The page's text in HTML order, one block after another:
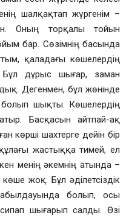
шалқақтап жүргенім –
Оның торқалы тойын
ойым бар. Сөзімнің басында
қаладағы көшелердің
Бұл дұрыс шығар, заман
Дегенмен, бұл жөнінде
болып шықты. Көшелердің
Басқасын айтпай-ақ
көрші шахтерге дейін бір
жастыққа тимей, ел
менің әкемнің атында –
жоқ. Бұл әділетсіздік
болып, осы
сипап шығарып салды. Өзі